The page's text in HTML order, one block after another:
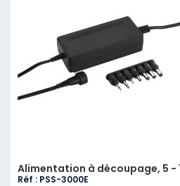
Alimentation à découpage, 5 -
Réf : PSS-3000E